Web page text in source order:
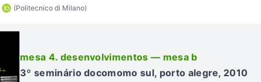
(Politecnico di Milano)
mesa 4. desenvolvimentos — mesa b
3º seminário docomomo sul, porto alegre, 2010